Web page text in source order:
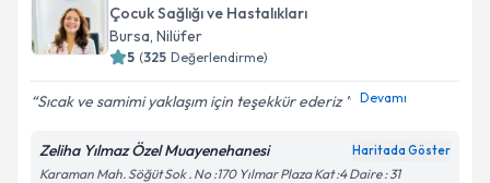
Çocuk Sağlığı ve Hastalıkları
Bursa, Nilüfer
5 (325 Değerlendirme)
Sıcak ve samimi yaklaşım için teşekkür ederiz Devamı
Zeliha Yılmaz Özel Muayenehanesi Haritada Göster
Karaman Mah. Söğüt Sok . No :170 Yılmar Plaza Kat :4 Daire : 31